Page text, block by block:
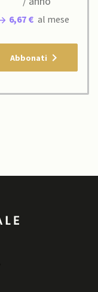
6,67 € al mese
Abbonati